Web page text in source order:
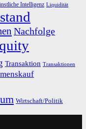
Intelligenz Liquidität
Nachfolge
Transaktion Transaktionen
Wirtschaft/Politik